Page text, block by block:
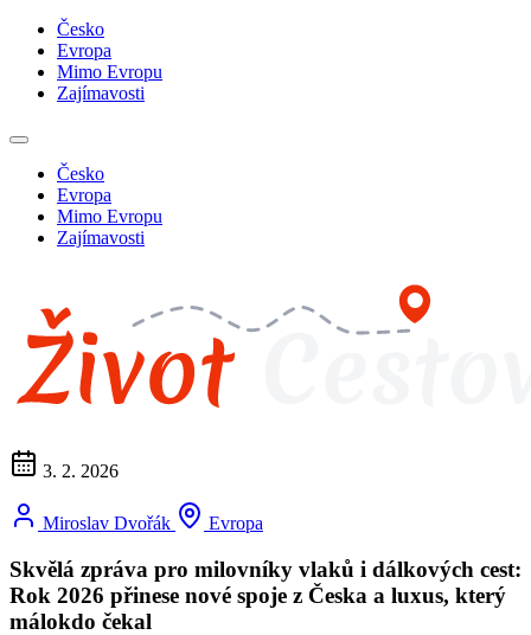
Česko
Evropa
Mimo Evropu
Zajímavosti
Česko
Evropa
Mimo Evropu
Zajímavosti
3. 2. 2026
Miroslav Dvořák Evropa
Skvělá zpráva pro milovníky vlaků i dálkových cest:
Rok 2026 přinese nové spoje z Česka a luxus, který
málokdo čekal